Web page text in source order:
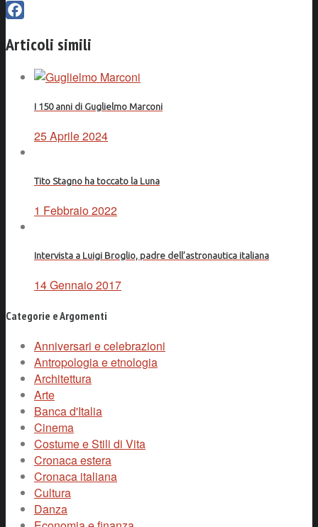
Articoli simili
I 150 anni di Guglielmo Marconi
25 Aprile 2024
Tito Stagno ha toccato la Luna
1 Febbraio 2022
Intervista a Luigi Broglio, padre dell’astronautica italiana
14 Gennaio 2017
Categorie e Argomenti
Anniversari e celebrazioni
Antropologia e etnologia
Architettura
Arte
Banca d'Italia
Cinema
Costume e Stili di Vita
Cronaca estera
Cronaca italiana
Cultura
Danza